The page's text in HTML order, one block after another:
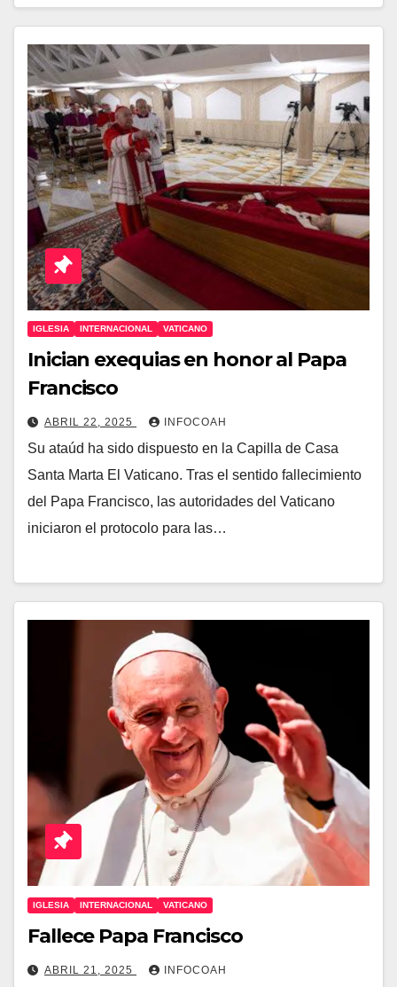
IGLESIA INTERNACIONAL VATICANO
Inician exequias en honor al Papa
Francisco
ABRIL 22, 2025 INFOCOAH
Su ataúd ha sido dispuesto en la Capilla de Casa
Santa Marta El Vaticano. Tras el sentido fallecimiento
del Papa Francisco, las autoridades del Vaticano
iniciaron el protocolo para las…
IGLESIA INTERNACIONAL VATICANO
Fallece Papa Francisco
ABRIL 21, 2025 INFOCOAH